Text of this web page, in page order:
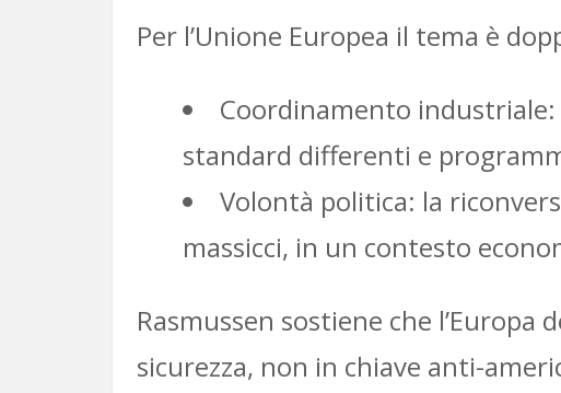
Per l’Unione Europea il tema è
Coordinamento
standard differenti e
Volontà politica: la
massicci, in un contesto
Rasmussen sostiene che
sicurezza, non in chiave anti-